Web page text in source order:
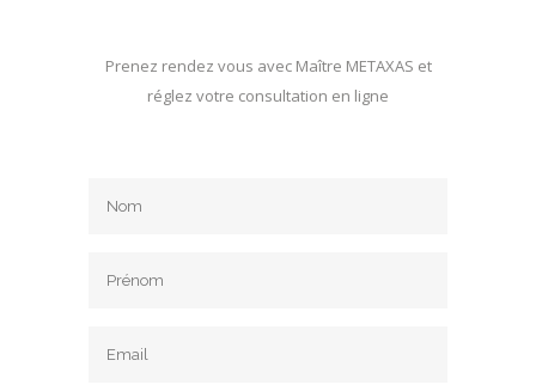
Prenez rendez vous avec Maître METAXAS et
réglez votre consultation en ligne